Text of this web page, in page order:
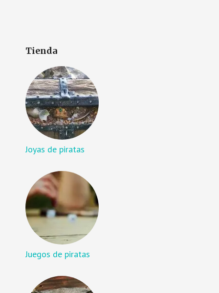
Tienda
Joyas de piratas
Juegos de piratas